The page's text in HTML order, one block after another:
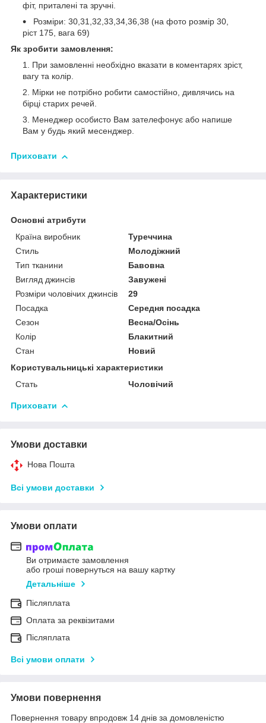
фіт, приталені та зручні.
Розміри: 30,31,32,33,34,36,38 (на фото розмір 30,
ріст 175, вага 69)
Як зробити замовлення:
При замовленні необхідно вказати в коментарях зріст,
вагу та колір.
Мірки не потрібно робити самостійно, дивлячись на
бірці старих речей.
Менеджер особисто Вам зателефонує або напише
Вам у будь який месенджер.
Приховати
Характеристики
Основні атрибути
Країна виробник
Туреччина
Стиль
Молодіжний
Тип тканини
Бавовна
Вигляд джинсів
Завужені
Розміри чоловічих джинсів
29
Посадка
Середня посадка
Сезон
Весна/Осінь
Колір
Блакитний
Стан
Новий
Користувальницькі характеристики
Стать
Чоловічий
Приховати
Умови доставки
Нова Пошта
Всі умови доставки
Умови оплати
Ви отримаєте замовлення
або гроші повернуться на вашу картку
Детальніше
Післяплата
Оплата за реквізитами
Післяплата
Всі умови оплати
Умови повернення
Повернення товару впродовж 14 днів за домовленістю